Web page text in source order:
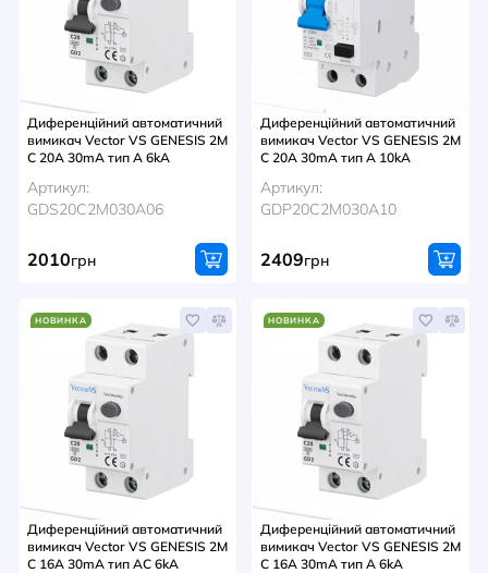
Диференційний автоматичний
вимикач Vector VS GENESIS 2M
C 20A 30mA тип A 6kA
Артикул:
GDS20C2M030A06
2010грн
Диференційний автоматичний
вимикач Vector VS GENESIS 2M
C 20A 30mA тип A 10kA
Артикул:
GDP20C2M030A10
2409грн
НОВИНКА
Диференційний автоматичний
вимикач Vector VS GENESIS 2M
C 16A 30mA тип AC 6kA
НОВИНКА
Диференційний автоматичний
вимикач Vector VS GENESIS 2M
C 16A 30mA тип A 6kA